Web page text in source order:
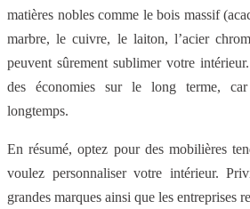
matières nobles comme le bois massif
marbre, le cuivre, le laiton, l’acier
peuvent sûrement sublimer votre
des économies sur le long terme,
longtemps.
En résumé, optez pour des mobilières
voulez personnaliser votre intérieur.
grandes marques ainsi que les entreprises